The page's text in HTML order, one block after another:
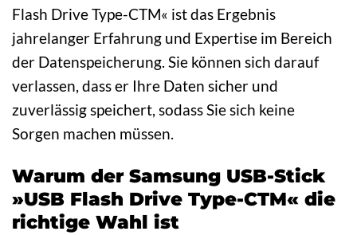
Flash Drive Type-CTM« ist das Ergebnis
jahrelanger Erfahrung und Expertise im Bereich
der Datenspeicherung. Sie können sich darauf
verlassen, dass er Ihre Daten sicher und
zuverlässig speichert, sodass Sie sich keine
Sorgen machen müssen.
Warum der Samsung USB-Stick
»USB Flash Drive Type-CTM« die
richtige Wahl ist